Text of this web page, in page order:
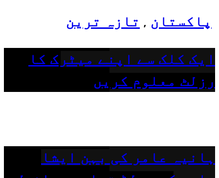
پاکستان , تازہ ترین
ایک کلک سے اپنے میٹرک کا
رزلٹ معلوم کریں
ہانیہ عامر کی بہن ایشا